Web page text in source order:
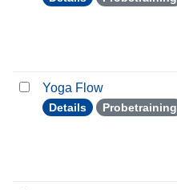
Yoga Flow
Details Probetraining